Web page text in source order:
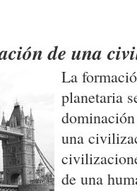
de una
La
planetaria
una
de una